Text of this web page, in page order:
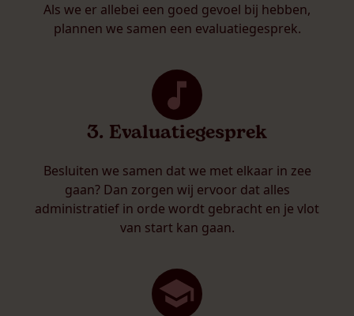
Als we er allebei een goed gevoel bij hebben,
plannen we samen een evaluatiegesprek.
3. Evaluatiegesprek
Besluiten we samen dat we met elkaar in zee
gaan? Dan zorgen wij ervoor dat alles
administratief in orde wordt gebracht en je vlot
van start kan gaan.